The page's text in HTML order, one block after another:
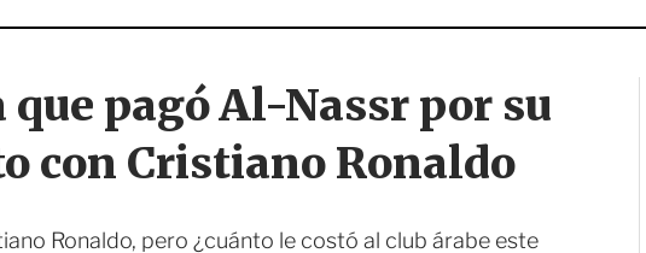
pagó Al-Nassr por su
con Cristiano Ronaldo
Ronaldo, pero ¿cuánto le costó al club árabe este